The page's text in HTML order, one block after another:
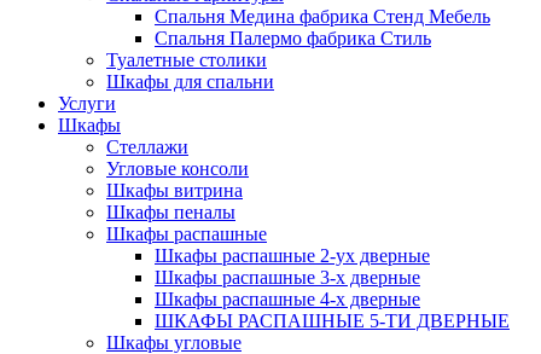
Спальня Медина фабрика Стенд Мебель
Спальня Палермо фабрика Стиль
Туалетные столики
Шкафы для спальни
Услуги
Шкафы
Стеллажи
Угловые консоли
Шкафы витрина
Шкафы пеналы
Шкафы распашные
Шкафы распашные 2-ух дверные
Шкафы распашные 3-х дверные
Шкафы распашные 4-х дверные
ШКАФЫ РАСПАШНЫЕ 5-ТИ ДВЕРНЫЕ
Шкафы угловые